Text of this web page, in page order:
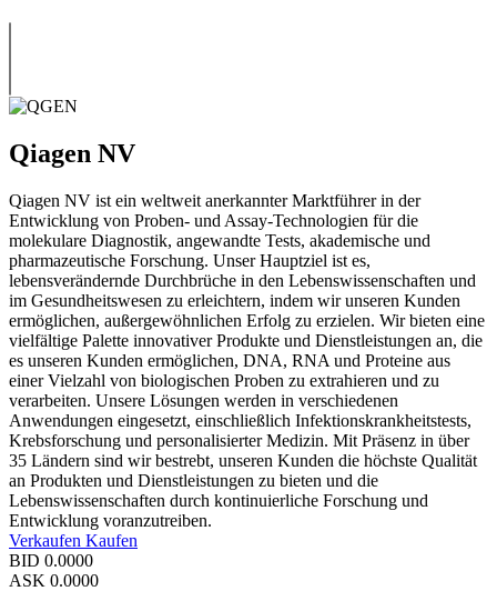
Qiagen NV
Qiagen NV ist ein weltweit anerkannter Marktführer in der
Entwicklung von Proben- und Assay-Technologien für die
molekulare Diagnostik, angewandte Tests, akademische und
pharmazeutische Forschung. Unser Hauptziel ist es,
lebensverändernde Durchbrüche in den Lebenswissenschaften und
im Gesundheitswesen zu erleichtern, indem wir unseren Kunden
ermöglichen, außergewöhnlichen Erfolg zu erzielen. Wir bieten eine
vielfältige Palette innovativer Produkte und Dienstleistungen an, die
es unseren Kunden ermöglichen, DNA, RNA und Proteine aus
einer Vielzahl von biologischen Proben zu extrahieren und zu
verarbeiten. Unsere Lösungen werden in verschiedenen
Anwendungen eingesetzt, einschließlich Infektionskrankheitstests,
Krebsforschung und personalisierter Medizin. Mit Präsenz in über
35 Ländern sind wir bestrebt, unseren Kunden die höchste Qualität
an Produkten und Dienstleistungen zu bieten und die
Lebenswissenschaften durch kontinuierliche Forschung und
Entwicklung voranzutreiben.
Verkaufen Kaufen
BID 0.0000
ASK 0.0000